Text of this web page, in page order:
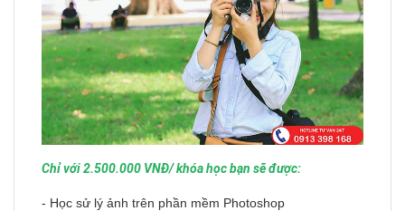
Chỉ với 2.500.000 VNĐ/ khóa học bạn sẽ được:
- Học sử lý ảnh trên phần mềm Photoshop